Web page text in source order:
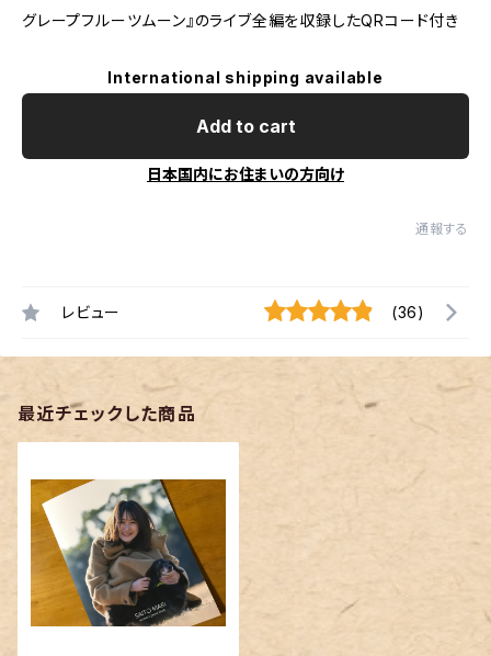
グレープフルーツムーン』のライブ全編を収録したQRコード付き
International shipping available
Add to cart
日本国内にお住まいの方向け
通報する
レビュー (36)
最近チェックした商品